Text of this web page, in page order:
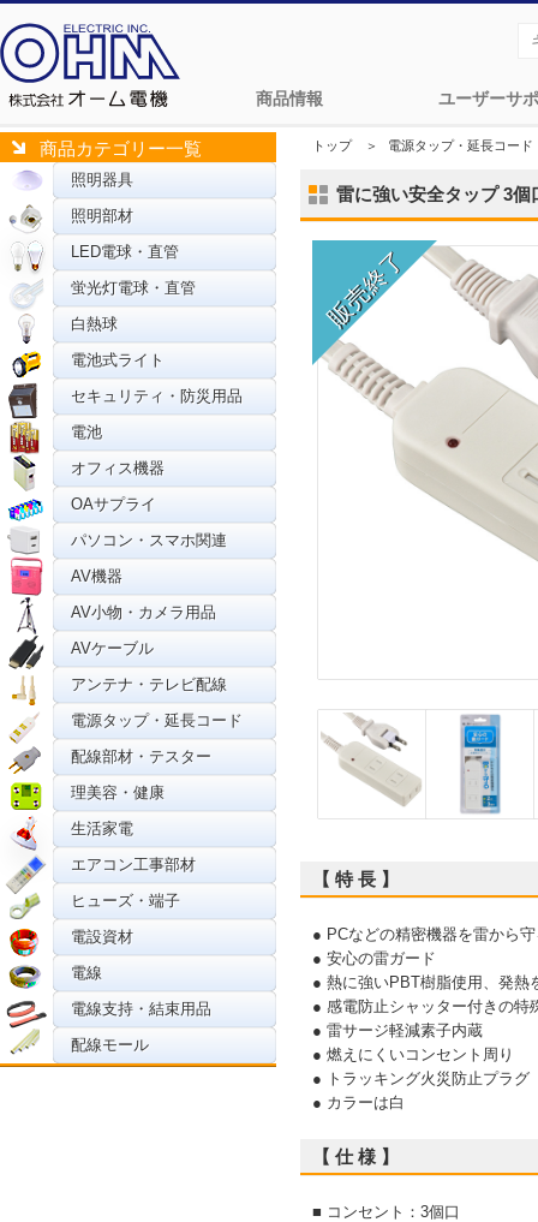
商品情報 ユーザーサ
商品カテゴリー一覧
照明器具
照明部材
LED電球・直管
蛍光灯電球・直管
白熱球
電池式ライト
セキュリティ・防災用品
電池
オフィス機器
OAサプライ
パソコン・スマホ関連
AV機器
AV小物・カメラ用品
AVケーブル
アンテナ・テレビ配線
電源タップ・延長コード
配線部材・テスター
理美容・健康
生活家電
エアコン工事部材
ヒューズ・端子
電設資材
電線
電線支持・結束用品
配線モール
トップ＞ 電源タップ・延長コード
雷に強い安全タップ 3
【 特 長 】
● PCなどの精密機器を雷から
● 安心の雷ガード
● 熱に強いPBT樹脂使用、発熱
● 感電防止シャッター付きの特
● 雷サージ軽減素子内蔵
● 燃えにくいコンセント周り
● トラッキング火災防止プラグ
● カラーは白
【 仕 様 】
■ コンセント：3個口